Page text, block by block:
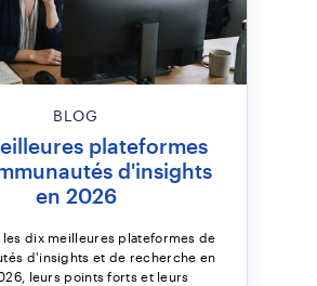
BLOG
plateformes
d'insights
en 2026
les dix meilleures plateformes de
d'insights et de recherche en
leurs points forts et leurs